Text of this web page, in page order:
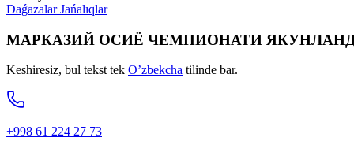
DaǵazalarJańalıqlar
МАРКАЗИЙ ОСИЁ ЧЕМПИОНАТИ
Keshiresiz, bul tekst tek O’zbekcha tilinde bar.
+998 61 224 27 73